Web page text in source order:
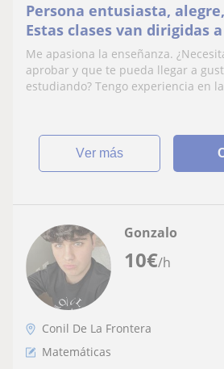
Persona entusiasta,
Estas clases van dirigidas
la ESO, de bachillerato,
adultas.que quieran cerrar
Me apasiona la enseñanza.
aprobar y que te pueda llegar a
estudiando? Tengo experiencia en
ver más
10€/h
Gonzalo
Conil De La Frontera
Matemáticas